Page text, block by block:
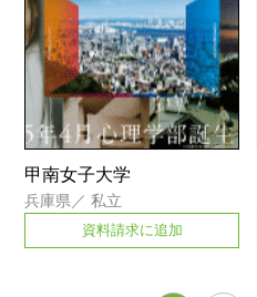
甲南女子大学
兵庫県／私立
資料請求に追加